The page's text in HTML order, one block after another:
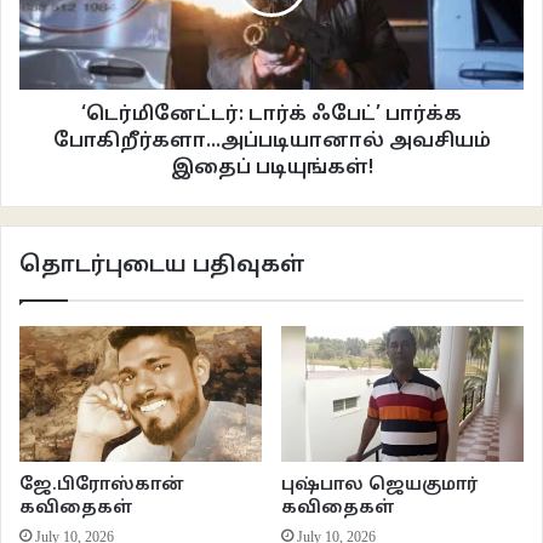
‘டெர்மினேட்டர்: டார்க் ஃபேட்’ பார்க்க
போகிறீர்களா...அப்படியானால் அவசியம்
இதைப் படியுங்கள்!
தொடர்புடைய பதிவுகள்
ஜே.பிரோஸ்கான்
கவிதைகள்
July 10, 2026
புஷ்பால ஜெயகுமார்
கவிதைகள்
July 10, 2026